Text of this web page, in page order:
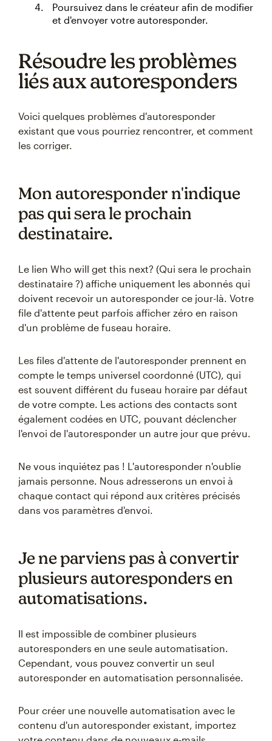
Poursuivez dans le créateur afin de modifier
et d'envoyer votre autoresponder.
Résoudre les problèmes
liés aux autoresponders
Voici quelques problèmes d'autoresponder
existant que vous pourriez rencontrer, et comment
les corriger.
Mon autoresponder n'indique
pas qui sera le prochain
destinataire.
Le lien Who will get this next? (Qui sera le prochain
destinataire ?) affiche uniquement les abonnés qui
doivent recevoir un autoresponder ce jour-là. Votre
file d'attente peut parfois afficher zéro en raison
d'un problème de fuseau horaire.
Les files d'attente de l'autoresponder prennent en
compte le temps universel coordonné (UTC), qui
est souvent différent du fuseau horaire par défaut
de votre compte. Les actions des contacts sont
également codées en UTC, pouvant déclencher
l'envoi de l'autoresponder un autre jour que prévu.
Ne vous inquiétez pas ! L'autoresponder n'oublie
jamais personne. Nous adresserons un envoi à
chaque contact qui répond aux critères précisés
dans vos paramètres d'envoi.
Je ne parviens pas à convertir
plusieurs autoresponders en
automatisations.
Il est impossible de combiner plusieurs
autoresponders en une seule automatisation.
Cependant, vous pouvez convertir un seul
autoresponder en automatisation personnalisée.
Pour créer une nouvelle automatisation avec le
contenu d'un autoresponder existant, importez